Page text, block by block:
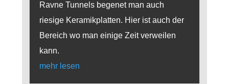
Ravne Tunnels begenet man auch
riesige Keramikplatten. Hier ist auch der
Bereich wo man einige Zeit verweilen
kann.
mehr lesen